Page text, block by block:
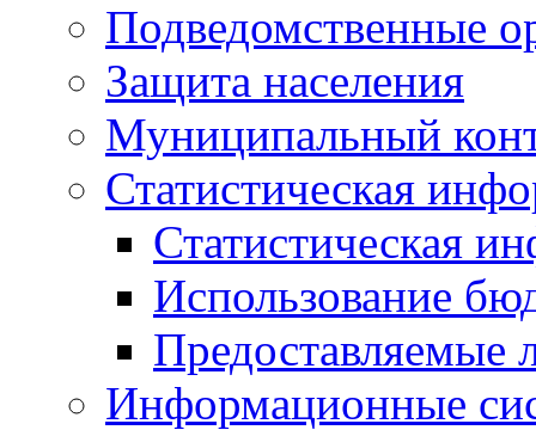
Подведомственные
Защита населения
Муниципальный
Статистическая
Статистическая
Использование
Предоставляемые
Информационные